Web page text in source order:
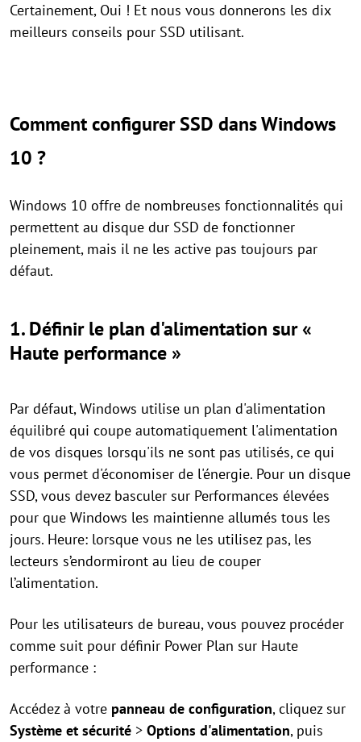
Certainement, Oui ! Et nous vous donnerons les dix
meilleurs conseils pour SSD utilisant.
Comment configurer SSD dans Windows
10 ?
Windows 10 offre de nombreuses fonctionnalités qui
permettent au disque dur SSD de fonctionner
pleinement, mais il ne les active pas toujours par
défaut.
1. Définir le plan d'alimentation sur «
Haute performance »
Par défaut, Windows utilise un plan d'alimentation
équilibré qui coupe automatiquement l'alimentation
de vos disques lorsqu'ils ne sont pas utilisés, ce qui
vous permet d'économiser de l'énergie. Pour un disque
SSD, vous devez basculer sur Performances élevées
pour que Windows les maintienne allumés tous les
jours. Heure: lorsque vous ne les utilisez pas, les
lecteurs s’endormiront au lieu de couper
l’alimentation.
Pour les utilisateurs de bureau, vous pouvez procéder
comme suit pour définir Power Plan sur Haute
performance :
Accédez à votre panneau de configuration, cliquez sur
Système et sécurité > Options d'alimentation, puis